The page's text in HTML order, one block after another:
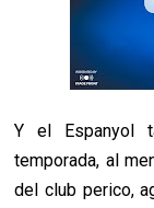
Y el Espanyol
temporada, al
del club perico,